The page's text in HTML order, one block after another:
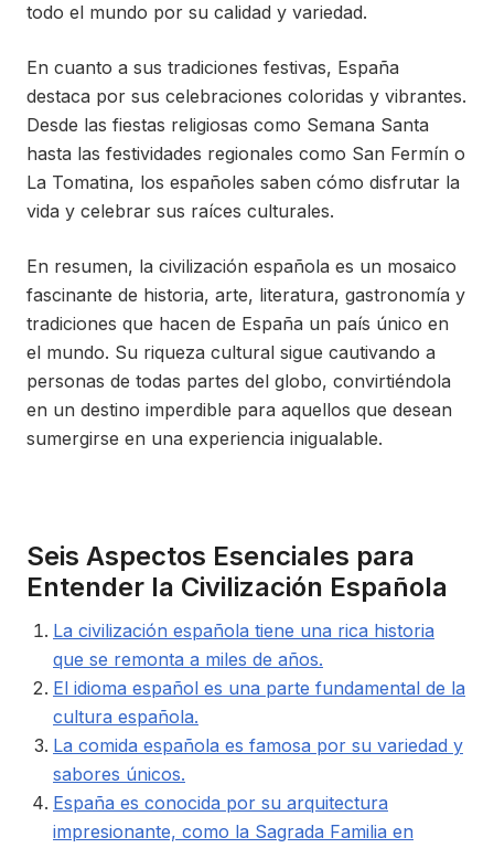
todo el mundo por su calidad y variedad.
En cuanto a sus tradiciones festivas, España
destaca por sus celebraciones coloridas y vibrantes.
Desde las fiestas religiosas como Semana Santa
hasta las festividades regionales como San Fermín o
La Tomatina, los españoles saben cómo disfrutar la
vida y celebrar sus raíces culturales.
En resumen, la civilización española es un mosaico
fascinante de historia, arte, literatura, gastronomía y
tradiciones que hacen de España un país único en
el mundo. Su riqueza cultural sigue cautivando a
personas de todas partes del globo, convirtiéndola
en un destino imperdible para aquellos que desean
sumergirse en una experiencia inigualable.
Seis Aspectos Esenciales para
Entender la Civilización Española
La civilización española tiene una rica historia
que se remonta a miles de años.
El idioma español es una parte fundamental de la
cultura española.
La comida española es famosa por su variedad y
sabores únicos.
España es conocida por su arquitectura
impresionante, como la Sagrada Familia en